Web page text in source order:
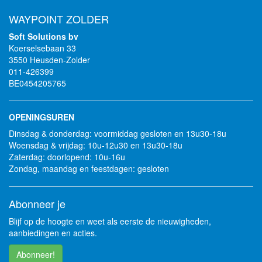
WAYPOINT ZOLDER
Soft Solutions bv
Koerselsebaan 33
3550 Heusden-Zolder
011-426399
BE0454205765
OPENINGSUREN
Dinsdag & donderdag: voormiddag gesloten en 13u30-18u
Woensdag & vrijdag: 10u-12u30 en 13u30-18u
Zaterdag: doorlopend: 10u-16u
Zondag, maandag en feestdagen: gesloten
Abonneer je
Blijf op de hoogte en weet als eerste de nieuwigheden,
aanbiedingen en acties.
Abonneer!